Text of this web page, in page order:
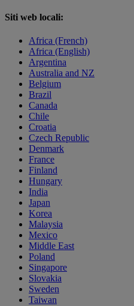
Siti web locali:
Africa (French)
Africa (English)
Argentina
Australia and NZ
Belgium
Brazil
Canada
Chile
Croatia
Czech Republic
Denmark
France
Finland
Hungary
India
Japan
Korea
Malaysia
Mexico
Middle East
Poland
Singapore
Slovakia
Sweden
Taiwan